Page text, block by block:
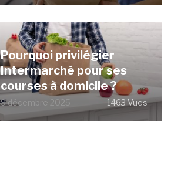
Pourquoi privilégier
Intermarché pour ses
courses à domicile ?
9 décembre 2025 1463 Vues